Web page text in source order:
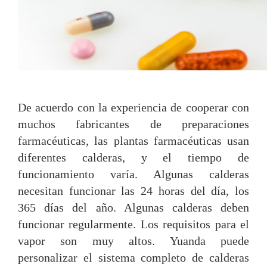
De acuerdo con la experiencia de cooperar con
muchos fabricantes de preparaciones
farmacéuticas, las plantas farmacéuticas usan
diferentes calderas, y el tiempo de
funcionamiento varía. Algunas calderas
necesitan funcionar las 24 horas del día, los
365 días del año. Algunas calderas deben
funcionar regularmente. Los requisitos para el
vapor son muy altos. Yuanda puede
personalizar el sistema completo de calderas